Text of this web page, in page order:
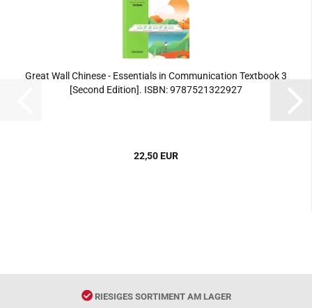
Great Wall Chinese - Essentials in Communication Textbook 3
[Second Edition]. ISBN: 9787521322927
22,50 EUR
RIESIGES SORTIMENT AM LAGER